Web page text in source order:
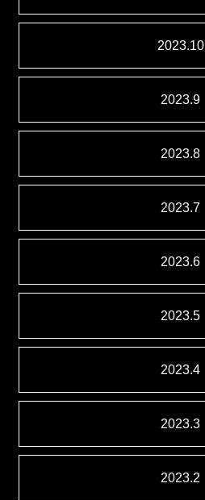
2023.10
2023.9
2023.8
2023.7
2023.6
2023.5
2023.4
2023.3
2023.2